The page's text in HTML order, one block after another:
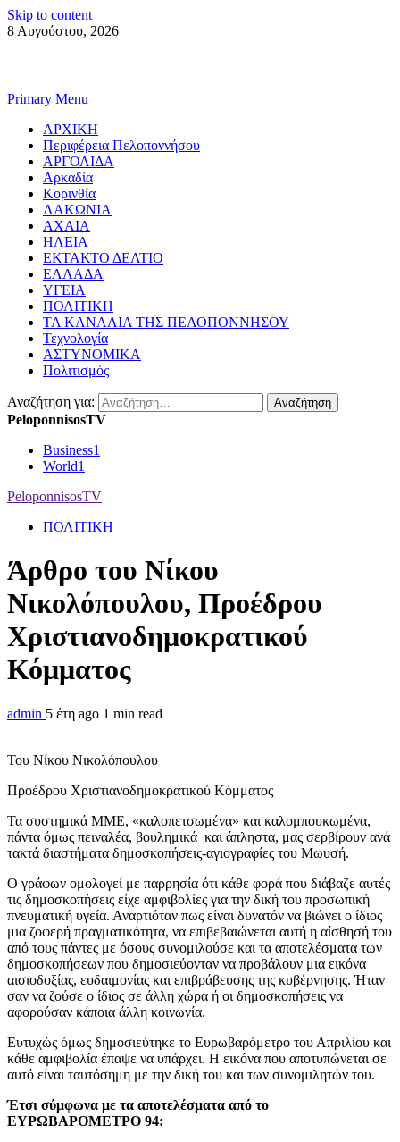
Skip to content
8 Αυγούστου, 2026
Primary Menu
ΑΡΧΙΚΗ
Περιφέρεια Πελοποννήσου
ΑΡΓΟΛΙΔΑ
Αρκαδία
Κορινθία
ΛΑΚΩΝΙΑ
ΑΧΑΙΑ
ΗΛΕΙΑ
ΕΚΤΑΚΤΟ ΔΕΛΤΙΟ
ΕΛΛΑΔΑ
ΥΓΕΙΑ
ΠΟΛΙΤΙΚΗ
ΤΑ ΚΑΝΑΛΙΑ ΤΗΣ ΠΕΛΟΠΟΝΝΗΣΟΥ
Τεχνολογία
ΑΣΤΥΝΟΜΙΚΑ
Πολιτισμός
Αναζήτηση για:
PeloponnisosTV
Business1
World1
PeloponnisosTV
ΠΟΛΙΤΙΚΗ
Άρθρο του Νίκου
Νικολόπουλου, Προέδρου
Χριστιανοδημοκρατικού
Κόμματος
admin 5 έτη ago 1 min read
Του Νίκου Νικολόπουλου
Προέδρου Χριστιανοδημοκρατικού Κόμματος
Τα συστημικά ΜΜΕ, «καλοπετσωμένα» και καλομπουκωμένα,
πάντα όμως πειναλέα, βουλημικά και άπληστα, μας σερβίρουν ανά
τακτά διαστήματα δημοσκοπήσεις-αγιογραφίες του Μωυσή.
Ο γράφων ομολογεί με παρρησία ότι κάθε φορά που διάβαζε αυτές
τις δημοσκοπήσεις είχε αμφιβολίες για την δική του προσωπική
πνευματική υγεία. Αναρτιόταν πως είναι δυνατόν να βιώνει ο ίδιος
μια ζοφερή πραγματικότητα, να επιβεβαιώνεται αυτή η αίσθησή του
από τους πάντες με όσους συνομιλούσε και τα αποτελέσματα των
δημοσκοπήσεων που δημοσιεύονταν να προβάλουν μια εικόνα
αισιοδοξίας, ευδαιμονίας και επιβράβευσης της κυβέρνησης. Ήταν
σαν να ζούσε ο ίδιος σε άλλη χώρα ή οι δημοσκοπήσεις να
αφορούσαν κάποια άλλη κοινωνία.
Ευτυχώς όμως δημοσιεύτηκε το Ευρωβαρόμετρο του Απριλίου και
κάθε αμφιβολία έπαψε να υπάρχει. Η εικόνα που αποτυπώνεται σε
αυτό είναι ταυτόσημη με την δική του και των συνομιλητών του.
Έτσι σύμφωνα με τα αποτελέσματα από το
ΕΥΡΩΒΑΡΟΜΕΤΡΟ 94: